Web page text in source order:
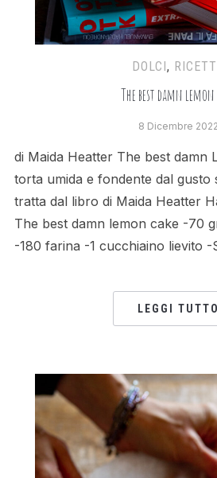
DOLCI ,
The best damn lemon
8 Dicembre 2022
di Maida Heatter The best damn
torta umida e fondente dal gusto
tratta dal libro di Maida Heatter
The best damn lemon cake -70
-180 farina -1 cucchiaino lievito
LEGGI TUTTO